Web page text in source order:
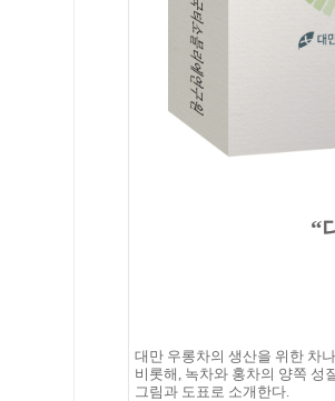
“
대만 우롱차의 생산을 위한 차
비롯해, 녹차와 홍차의 양쪽 성
그림과 도표로 소개한다.